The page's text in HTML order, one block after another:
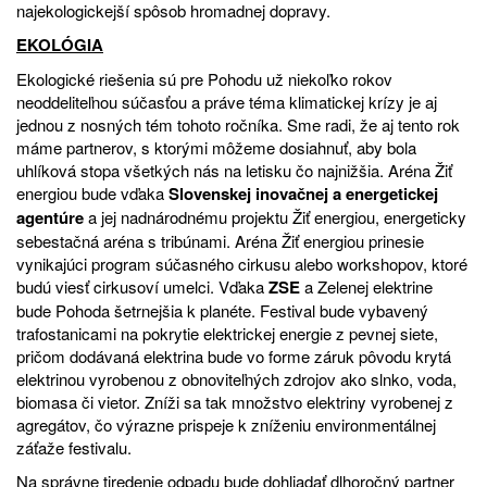
najekologickejší spôsob hromadnej dopravy.
EKOLÓGIA
Ekologické riešenia sú pre Pohodu už niekoľko rokov
neoddeliteľnou súčasťou a práve téma klimatickej krízy je aj
jednou z nosných tém tohoto ročníka. Sme radi, že aj tento rok
máme partnerov, s ktorými môžeme dosiahnuť, aby bola
uhlíková stopa všetkých nás na letisku čo najnižšia. Aréna Žiť
energiou bude vďakaSlovenskej inovačnej a energetickej
agentúrea jej nadnárodnému projektu Žiť energiou, energeticky
sebestačná aréna s tribúnami. Aréna Žiť energiou prinesie
vynikajúci program súčasného cirkusu alebo workshopov, ktoré
budú viesť cirkusoví umelci. VďakaZSEa Zelenej elektrine
bude Pohoda šetrnejšia k planéte. Festival bude vybavený
trafostanicami na pokrytie elektrickej energie z pevnej siete,
pričom dodávaná elektrina bude vo forme záruk pôvodu krytá
elektrinou vyrobenou z obnoviteľných zdrojov ako slnko, voda,
biomasa či vietor. Zníži sa tak množstvo elektriny vyrobenej z
agregátov, čo výrazne prispeje k zníženiu environmentálnej
záťaže festivalu.
Na správne tiredenie odpadu bude dohliadať dlhoročný partner